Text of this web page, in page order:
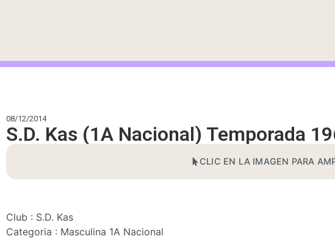
08/12/2014
S.D. Kas (1A Nacional) Temporada
CLIC EN LA IMAGEN PARA
Club : S.D. Kas
Categoria : Masculina 1A Nacional